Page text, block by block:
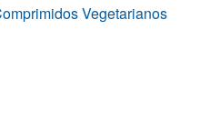
Vegetarianos